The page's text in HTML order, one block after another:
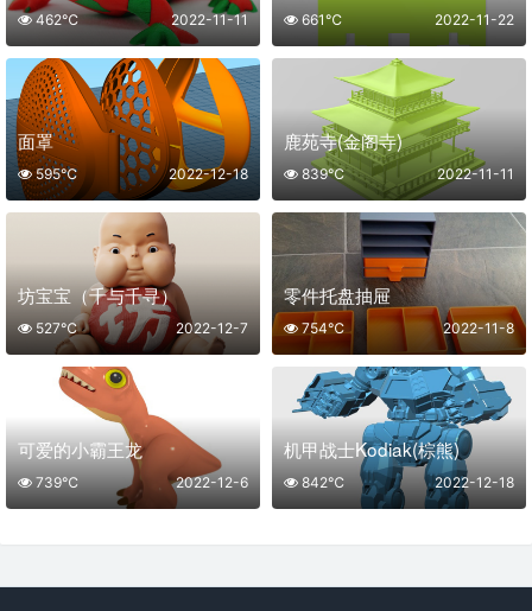
2022-11-11
462℃ 2022-11-22
661℃
面罩
2022-12-18
595℃
鹿苑寺(金阁寺)
2022-11-11
839℃
坊宝宝（千与千寻）
2022-12-7
527℃
零件托盘抽屉
2022-11-8
754℃
可爱的小霸王龙
2022-12-6
739℃
机甲战士Kodiak(棕熊)
2022-12-18
842℃